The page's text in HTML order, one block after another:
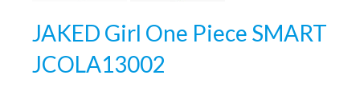
JAKED Girl One Piece SMART
JCOLA13002